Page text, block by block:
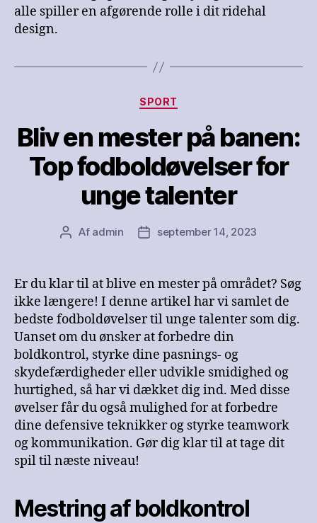
alle spiller en afgørende rolle i dit ridehal
design.
Kategorier
SPORT
Bliv en mester på banen:
Top fodboldøvelser for
unge talenter
Indlægsforfatter
Af admin Indlægsdato
september 14, 2023
Er du klar til at blive en mester på området? Søg
ikke længere! I denne artikel har vi samlet de
bedste fodboldøvelser til unge talenter som dig.
Uanset om du ønsker at forbedre din
boldkontrol, styrke dine pasnings- og
skydefærdigheder eller udvikle smidighed og
hurtighed, så har vi dækket dig ind. Med disse
øvelser får du også mulighed for at forbedre
dine defensive teknikker og styrke teamwork
og kommunikation. Gør dig klar til at tage dit
spil til næste niveau!
Mestring af boldkontrol